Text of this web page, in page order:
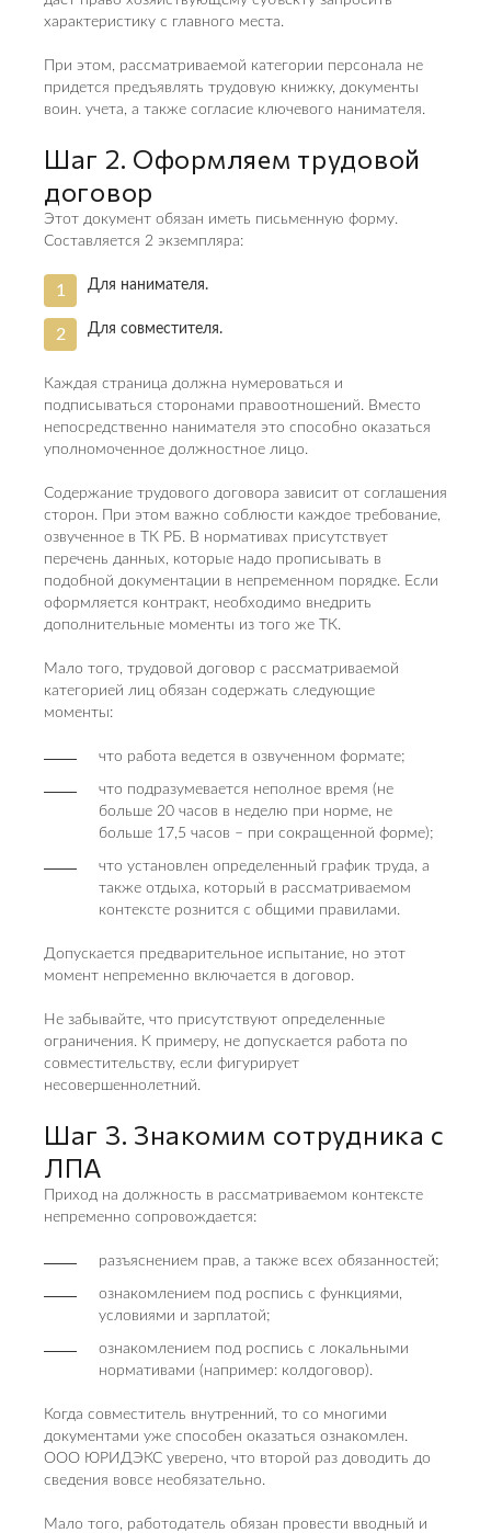
характеристику с главного места.
При этом, рассматриваемой категории персонала не
придется предъявлять трудовую книжку, документы
воин. учета, а также согласие ключевого нанимателя.
Шаг 2. Оформляем трудовой
договор
Этот документ обязан иметь письменную форму.
Составляется 2 экземпляра:
Для нанимателя.
Для совместителя.
Каждая страница должна нумероваться и
подписываться сторонами правоотношений. Вместо
непосредственно нанимателя это способно оказаться
уполномоченное должностное лицо.
Содержание трудового договора зависит от соглашения
сторон. При этом важно соблюсти каждое требование,
озвученное в ТК РБ. В нормативах присутствует
перечень данных, которые надо прописывать в
подобной документации в непременном порядке. Если
оформляется контракт, необходимо внедрить
дополнительные моменты из того же ТК.
Мало того, трудовой договор с рассматриваемой
категорией лиц обязан содержать следующие
моменты:
что работа ведется в озвученном формате;
что подразумевается неполное время (не
больше 20 часов в неделю при норме, не
больше 17,5 часов – при сокращенной форме);
что установлен определенный график труда, а
также отдыха, который в рассматриваемом
контексте рознится с общими правилами.
Допускается предварительное испытание, но этот
момент непременно включается в договор.
Не забывайте, что присутствуют определенные
ограничения. К примеру, не допускается работа по
совместительству, если фигурирует
несовершеннолетний.
Шаг 3. Знакомим сотрудника с
ЛПА
Приход на должность в рассматриваемом контексте
непременно сопровождается:
разъяснением прав, а также всех обязанностей;
ознакомлением под роспись с функциями,
условиями и зарплатой;
ознакомлением под роспись с локальными
нормативами (например: колдоговор).
Когда совместитель внутренний, то со многими
документами уже способен оказаться ознакомлен.
ООО ЮРИДЭКС уверено, что второй раз доводить до
сведения вовсе необязательно.
Мало того, работодатель обязан провести вводный и